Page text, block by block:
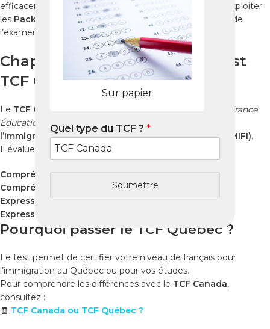
Sur papier
Quel type du TCF ? *
Soumettre
efficacement le test, quels outils utiliser et comment exploiter
les Packs Nabil
, qui reproduisent fidèlement le format de
l’examen officiel.
Chapitre 1 : Présentation du test
TCF Québec
Le TCF Québec
France
Éducation International
et reconnu par le
l’Immigration, de la Francisation et de l’Intégration (MIFI).
Il évalue quatre compétences essentielles :
Compréhension orale
Compréhension écrite
Expression orale
Expression écrit
Pourquoi passer le TCF Québec ?
Le test permet de certifier votre niveau de français pour
l’immigration au Québec ou pour vos études.
Pour comprendre les différences avec le TCF Canada,
consultez :
🧾 TCF Canada ou TCF Québec ?